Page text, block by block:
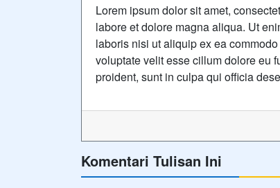
Lorem ipsum dolor sit amet,
labore et dolore magna aliqua. Ut
laboris nisi ut aliquip ex ea
voluptate velit esse cillum dolore eu
proident, sunt in culpa qui officia
Komentari Tulisan Ini